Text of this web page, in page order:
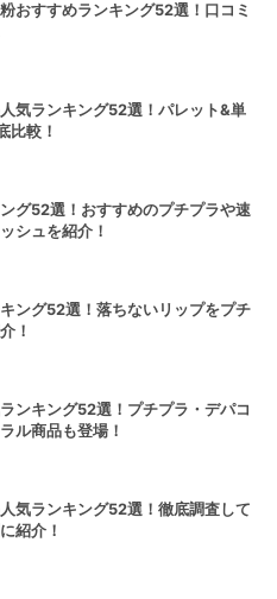
おすすめランキング52選！口コミ
気ランキング52選！パレット&単
比較！
グ52選！おすすめのプチプラや速
シュを紹介！
ング52選！落ちないリップをプチ
！
ンキング52選！プチプラ・デパコ
ル商品も登場！
気ランキング52選！徹底調査して
紹介！